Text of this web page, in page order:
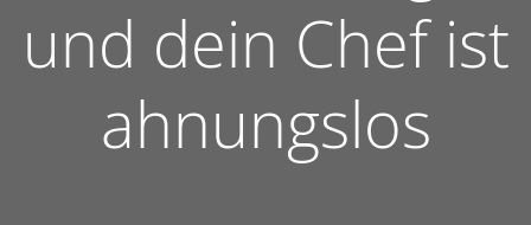
und dein Chef ist
ahnungslos